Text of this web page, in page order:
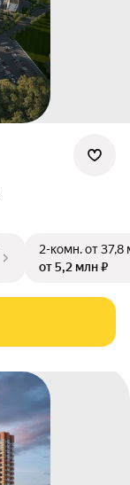
2-комн.от 37,8
от 5,2 млн ₽